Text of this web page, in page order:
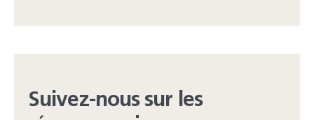
Suivez-nous sur les